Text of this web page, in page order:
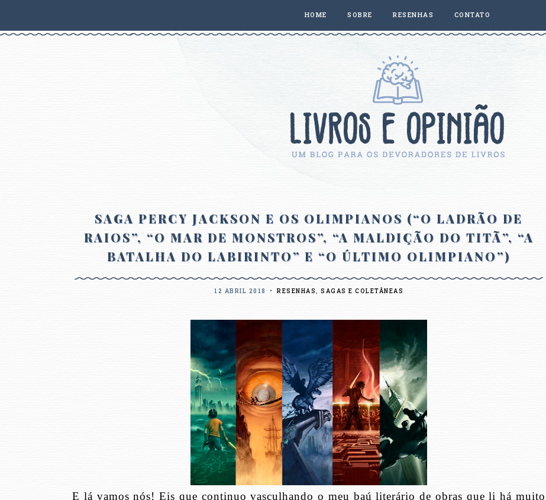
HOME SOBRE RESENHAS CONTATO
SAGA PERCY JACKSON E OS OLIMPIANOS (“O LADRÃO DE
RAIOS”, “O MAR DE MONSTROS”, “A MALDIÇÃO DO TITÃ”, “A
BATALHA DO LABIRINTO” E “O ÚLTIMO OLIMPIANO”)
12 ABRIL 2018 • RESENHAS, SAGAS E COLETÂNEAS
E lá vamos nós! Eis que continuo vasculhando o meu baú literário de obras que li há muito